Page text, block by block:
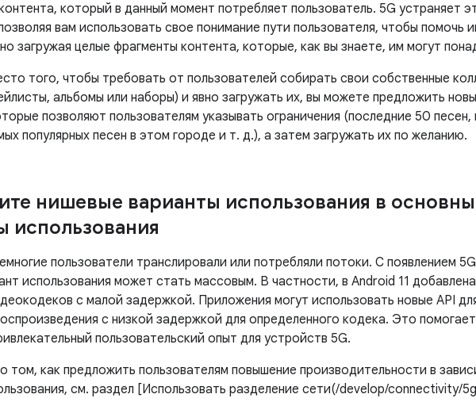
который в данный момент потребляет пользователь. 5G устраняет
вам использовать свое понимание пути пользователя, чтобы помочь
загружая целые фрагменты контента, которые, как вы знаете, им могут
того, чтобы требовать от пользователей собирать свои собственные
альбомы или наборы) и явно загружать их, вы можете предложить
позволяют пользователям указывать ограничения (последние 50 песен,
популярных песен в этом городе и т. д.), а затем загружать их по желанию.
нишевые варианты использования в
использования
пользователи транслировали или потребляли потоки. С появлением
использования может стать массовым. В частности, в Android 11 добавлена
с малой задержкой. Приложения могут использовать новые API
с низкой задержкой для определенного кодека. Это помогает
пользовательский опыт для устройств 5G.
том, как предложить пользователям повышение производительности в
см. раздел [Использовать разделение сети(/develop/connectivity/